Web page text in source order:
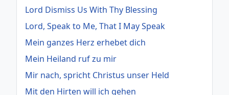
Lord Dismiss Us With Thy Blessing
Lord, Speak to Me, That I May Speak
Mein ganzes Herz erhebet dich
Mein Heiland ruf zu mir
Mir nach, spricht Christus unser Held
Mit den Hirten will ich gehen